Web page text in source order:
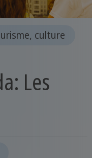
culture
Les